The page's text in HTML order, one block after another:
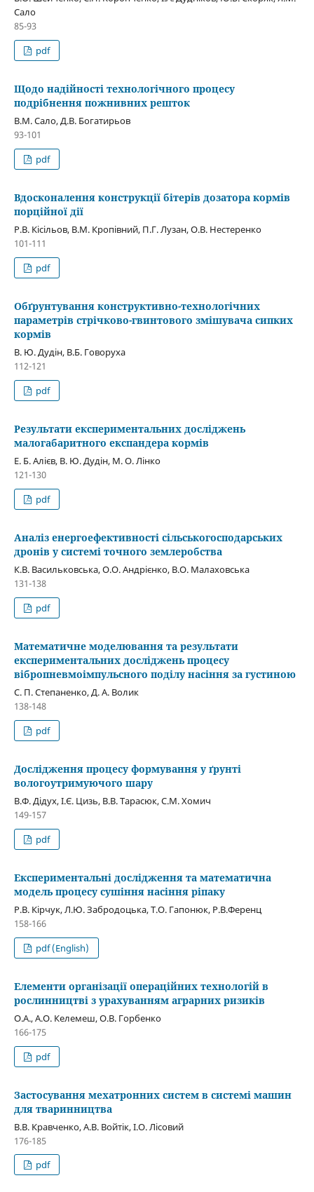
Сало
85-93
pdf
Щодо надійності технологічного процесу
подрібнення пожнивних решток
В.М. Сало, Д.В. Богатирьов
93-101
pdf
Вдосконалення конструкції бітерів дозатора кормів
порційної дії
Р.В. Кісільов, В.М. Кропівний, П.Г. Лузан, О.В. Нестеренко
101-111
pdf
Обґрунтування конструктивно-технологічних
параметрів стрічково-гвинтового змішувача сипких
кормів
В. Ю. Дудін, В.Б. Говоруха
112-121
pdf
Результати експериментальних досліджень
малогабаритного експандера кормів
Е. Б. Алієв, В. Ю. Дудін, М. О. Лінко
121-130
pdf
Аналіз енергоефективності сільськогосподарських
дронів у системі точного землеробства
К.В. Васильковська, О.О. Андрієнко, В.О. Малаховська
131-138
pdf
Математичне моделювання та результати
експериментальних досліджень процесу
вібропневмоімпульсного поділу насіння за густиною
С. П. Степаненко, Д. А. Волик
138-148
pdf
Дослідження процесу формування у ґрунті
вологоутримуючого шару
В.Ф. Дідух, І.Є. Цизь, В.В. Тарасюк, С.М. Хомич
149-157
pdf
Експериментальні дослідження та математична
модель процесу сушіння насіння ріпаку
Р.В. Кірчук, Л.Ю. Забродоцька, Т.О. Гапонюк, Р.В.Ференц
158-166
pdf (English)
Елементи організації операційних технологій в
рослинництві з урахуванням аграрних ризиків
О.А., А.О. Келемеш, О.В. Горбенко
166-175
pdf
Застосування мехатронних систем в системі машин
для тваринництва
В.В. Кравченко, А.В. Войтік, І.О. Лісовий
176-185
pdf